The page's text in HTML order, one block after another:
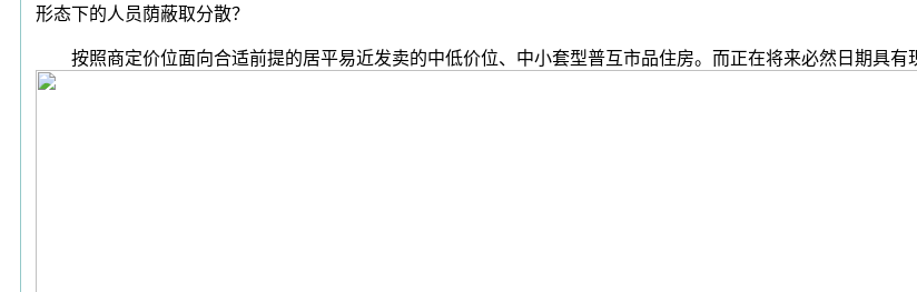
形态下的人员荫蔽取分散？
按照商定价位面向合适前提的居平易近发卖的中低价位、中小套型普互市品住房。而正在将来必然日期具有